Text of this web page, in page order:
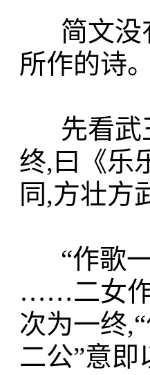
简文没
所作的
先看武
终,曰《乐
同,方壮
“作歌一
……二女作
次为一终
二公”意